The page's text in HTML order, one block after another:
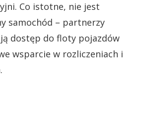
Co istotne, nie jest
samochód – partnerzy
dostęp do floty pojazdów
wsparcie w rozliczeniach i